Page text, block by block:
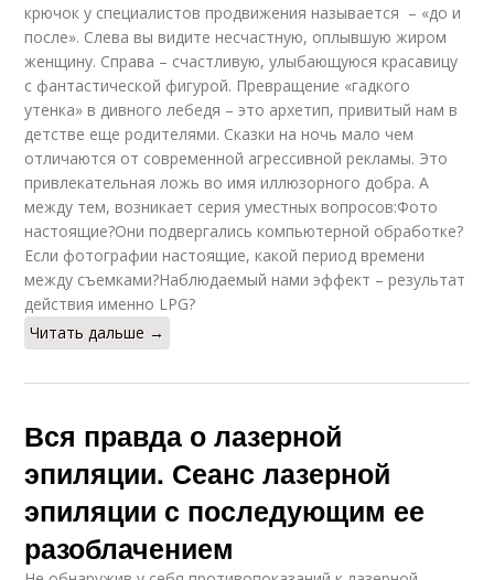
крючок у специалистов продвижения называется – «до и
после». Слева вы видите несчастную, оплывшую жиром
женщину. Справа – счастливую, улыбающуюся красавицу
с фантастической фигурой. Превращение «гадкого
утенка» в дивного лебедя – это архетип, привитый нам в
детстве еще родителями. Сказки на ночь мало чем
отличаются от современной агрессивной рекламы. Это
привлекательная ложь во имя иллюзорного добра. А
между тем, возникает серия уместных вопросов:Фото
настоящие?Они подвергались компьютерной обработке?
Если фотографии настоящие, какой период времени
между съемками?Наблюдаемый нами эффект – результат
действия именно LPG?
Читать дальше →
Вся правда о лазерной
эпиляции. Сеанс лазерной
эпиляции с последующим ее
разоблачением